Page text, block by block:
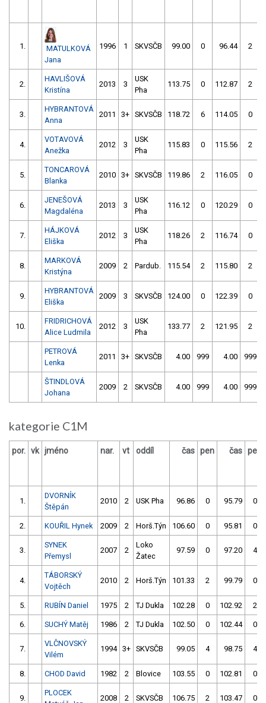
1.
MATULKOVÁ
Jana
1996 1 SKVSČB 99.00 0 96.44 2
2.
HAVLIŠOVÁ
Kristína
2013 3
USK
Pha
113.75 0 112.87 2
3.
HYBRANTOVÁ
Anna
2011 3+ SKVSČB 118.72 6 114.05 0
4.
VOTAVOVÁ
Anežka
2012 3
USK
Pha
115.83 0 115.56 2
5.
TONCAROVÁ
Blanka
2010 3+ SKVSČB 119.86 2 116.05 0
6.
JENEŠOVÁ
Magdaléna
2013 3
USK
Pha
116.12 0 120.29 0
7.
HÁJKOVÁ
Eliška
2012 3
USK
Pha
118.26 2 116.74 0
8.
MARKOVÁ
Kristýna
2009 2 Pardub. 115.54 2 115.80 2
9.
HYBRANTOVÁ
Eliška
2009 3 SKVSČB 124.00 0 122.39 0
10.
FRIDRICHOVÁ
Alice Ludmila
2012 3
USK
Pha
133.77 2 121.95 2
PETROVÁ
Lenka
2011 3+ SKVSČB 4.00 999 4.00 999
ŠTINDLOVÁ
Johana
2009 2 SKVSČB 4.00 999 4.00 999
kategorie C1M
por. vk jméno nar. vt oddíl čas pen čas pen
1.
DVORNÍK
Štěpán
2010 2 USK Pha 96.86 0 95.79 0
2. KOUŘIL Hynek 2009 2 Horš.Týn 106.60 0 95.81 0
3.
SYNEK
Přemysl
2007 2
Loko
Žatec
97.59 0 97.20 4
4.
TÁBORSKÝ
Vojtěch
2010 2 Horš.Týn 101.33 2 99.79 0
5. RUBÍN Daniel 1975 2 TJ Dukla 102.28 0 102.92 2
6. SUCHÝ Matěj 1986 2 TJ Dukla 102.50 0 102.44 0
7.
VLČNOVSKÝ
Vilém
1994 3+ SKVSČB 99.05 4 98.75 4
8. CHOD David 1982 2 Blovice 103.55 0 102.81 0
9.
PLOCEK
2008 2 SKVSČB 106.75 2 103.47 0